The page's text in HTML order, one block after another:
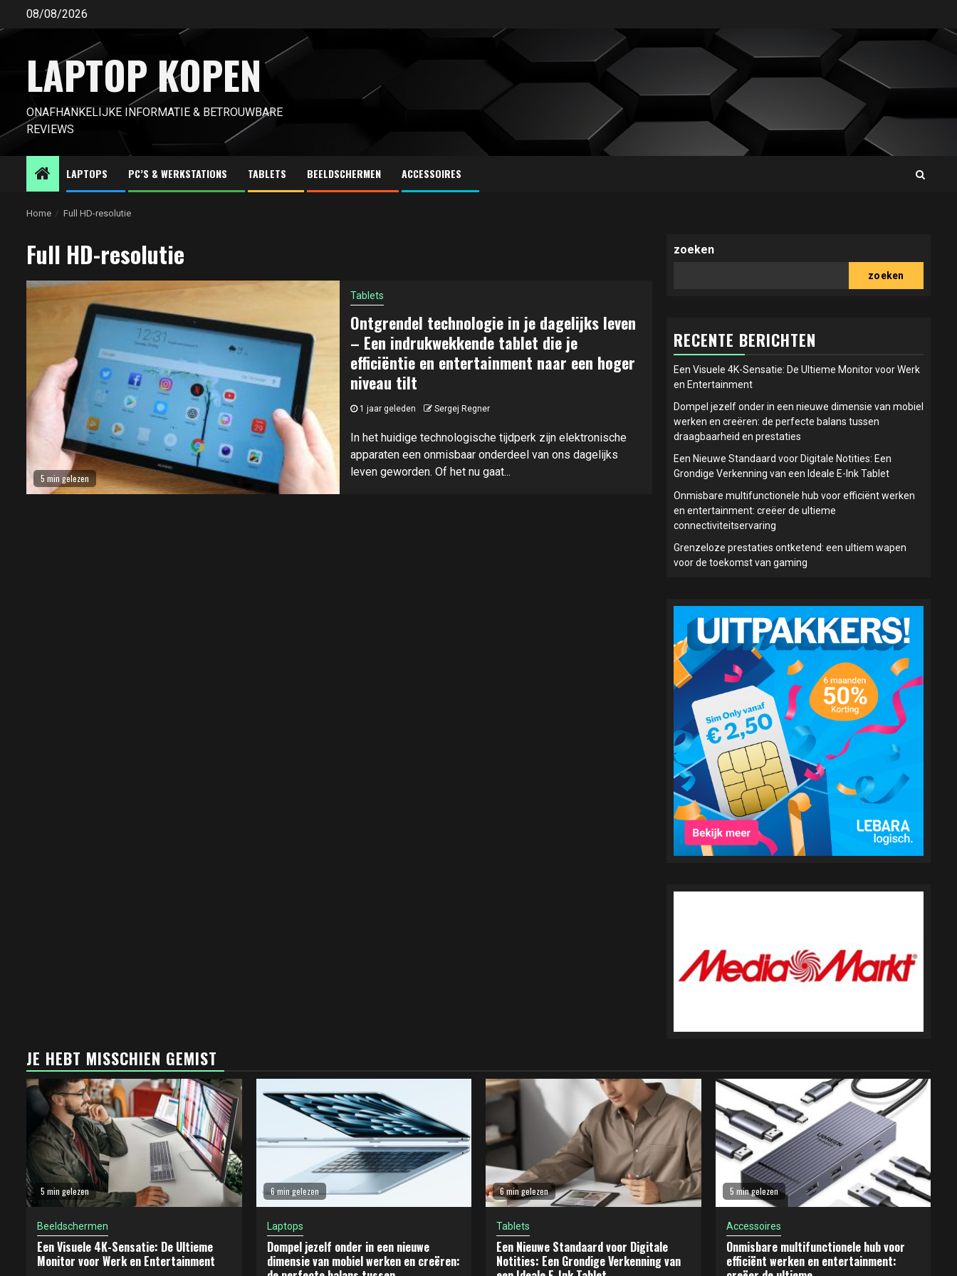
inhoud
08/08/2026
LAPTOP KOPEN
ONAFHANKELIJKE INFORMATIE & BETROUWBARE
REVIEWS
LAPTOPS PC’S & WERKSTATIONS TABLETS BEELDSCHERMEN ACCESSOIRES
Home Full HD-resolutie
Full HD-resolutie
5 min gelezen
Tablets
Ontgrendel technologie in je dagelijks leven
– Een indrukwekkende tablet die je
efficiëntie en entertainment naar een hoger
niveau tilt
1 jaar geleden Sergej Regner
In het huidige technologische tijdperk zijn elektronische
apparaten een onmisbaar onderdeel van ons dagelijks
leven geworden. Of het nu gaat...
zoeken
zoeken
RECENTE BERICHTEN
Een Visuele 4K-Sensatie: De Ultieme Monitor voor Werk
en Entertainment
Dompel jezelf onder in een nieuwe dimensie van mobiel
werken en creëren: de perfecte balans tussen
draagbaarheid en prestaties
Een Nieuwe Standaard voor Digitale Notities: Een
Grondige Verkenning van een Ideale E-Ink Tablet
Onmisbare multifunctionele hub voor efficiënt werken
en entertainment: creëer de ultieme
connectiviteitservaring
Grenzeloze prestaties ontketend: een ultiem wapen
voor de toekomst van gaming
JE HEBT MISSCHIEN GEMIST
5 min gelezen
Beeldschermen
Een Visuele 4K-Sensatie: De Ultieme
Monitor voor Werk en Entertainment
6 min gelezen
Laptops
Dompel jezelf onder in een nieuwe
dimensie van mobiel werken en creëren:
6 min gelezen
Tablets
Een Nieuwe Standaard voor Digitale
Notities: Een Grondige Verkenning van
5 min gelezen
Accessoires
Onmisbare multifunctionele hub voor
efficiënt werken en entertainment: